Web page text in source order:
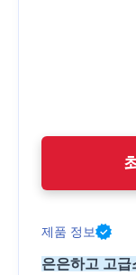
제품 정보
은은하고 고급